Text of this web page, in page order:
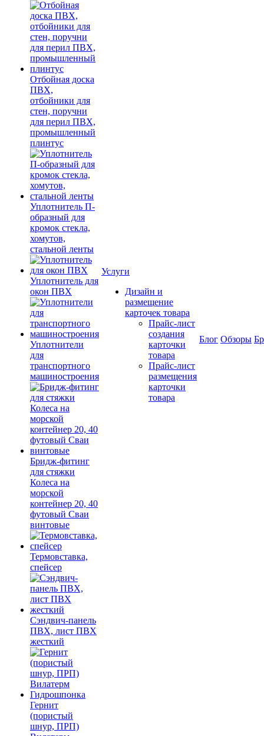
Отбойная доска
ПВХ,
отбойники для
стен, поручни
для перил ПВХ,
промышленный
плинтус
Уплотнитель П-
образный для
кромок стекла,
хомутов,
стальной ленты
Уплотнитель для
окон ПВХ
Уплотнители
для
транспортного
машиностроения
Бридж-фитинг
для стяжки
Колеса на
морской
контейнер 20, 40
футовый Сваи
винтовые
Термовставка,
спейсер
Сэндвич-панель
ПВХ, лист ПВХ
жесткий
Гернит
(пористый
шнур, ПРП)
Услуги
Дизайн и
размещение
карточек товара
Прайс-лист
создания
карточки
товара
Прайс-лист
размещения
карточки
товара
Блог Обзоры